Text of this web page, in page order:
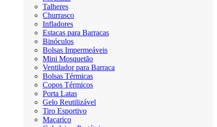
Talheres
Churrasco
Infladores
Estacas para Barracas
Binóculos
Bolsas Impermeáveis
Mini Mosquetão
Ventilador para Barraca
Bolsas Térmicas
Copos Térmicos
Porta Latas
Gelo Reutilizável
Tiro Esportivo
Maçarico